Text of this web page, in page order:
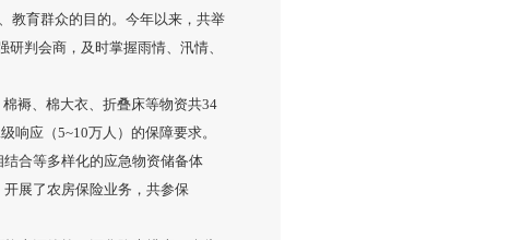
教育群众的目的。今年以来，共举
判会商，及时掌握雨情、汛情、
褥、棉大衣、折叠床等物资共34
响应（5~10万人）的保障要求。
合等多样化的应急物资储备体
展了农房保险业务，共参保